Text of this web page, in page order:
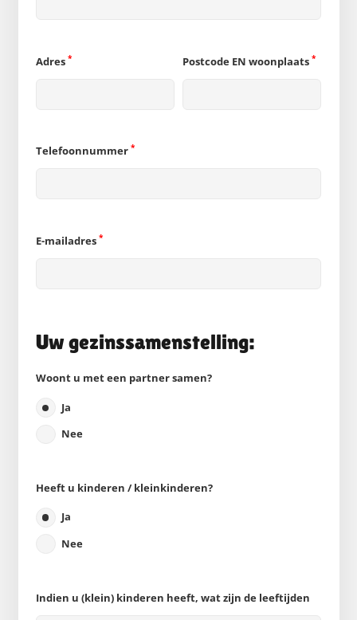
Adres * Postcode EN woonplaats *
Telefoonnummer *
E-mailadres *
Uw gezinssamenstelling:
Woont u met een partner samen?
Ja
Nee
Heeft u kinderen / kleinkinderen?
Ja
Nee
Indien u (klein) kinderen heeft, wat zijn de leeftijden